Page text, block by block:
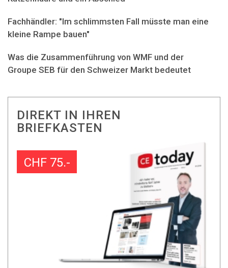
Fachhändler: "Im schlimmsten Fall müsste man eine
kleine Rampe bauen"
Was die Zusammenführung von WMF und der
Groupe SEB für den Schweizer Markt bedeutet
DIREKT IN IHREN
BRIEFKASTEN
CHF 75.-